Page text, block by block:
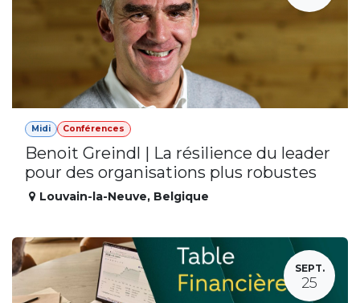
Midi Conférences
Benoit Greindl | La résilience du leader
pour des organisations plus robustes
Louvain-la-Neuve, Belgique
SEPT.
25